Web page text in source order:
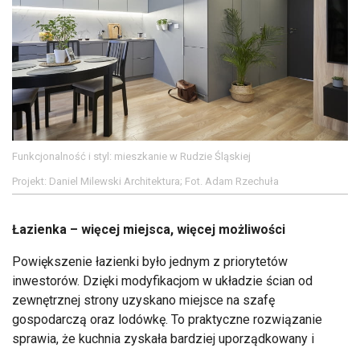
Funkcjonalność i styl: mieszkanie w Rudzie Śląskiej
Projekt: Daniel Milewski Architektura; Fot. Adam Rzechuła
Łazienka – więcej miejsca, więcej możliwości
Powiększenie łazienki było jednym z priorytetów
inwestorów. Dzięki modyfikacjom w układzie ścian od
zewnętrznej strony uzyskano miejsce na szafę
gospodarczą oraz lodówkę. To praktyczne rozwiązanie
sprawia, że kuchnia zyskała bardziej uporządkowany i